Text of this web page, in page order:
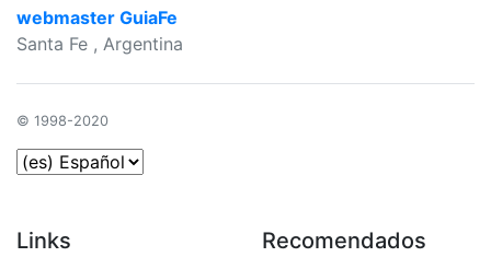
webmaster GuiaFe
Santa Fe , Argentina
© 1998-2020
Links Recomendados